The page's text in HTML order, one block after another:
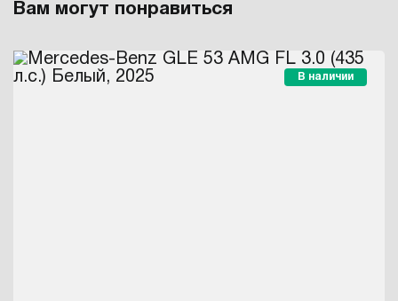
Вам могут понравиться
В наличии